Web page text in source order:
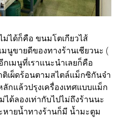
ม่ได้ก็คือ ขนมโตเกียวไส้
มนูขายดีของทางร้านเชียวนะ (
กเมนูที่เราแนะนำเลยก็คือ
ติเผ็ดร้อนตามสไตล์แม็กซิกันจ๋า
ลักแล้วปรุงเครื่องเทศแบบแม็ก
ได้ลองเท่ากับไปไม่ถึงร้านนะ
หายน้ำทางร้านก็มี น้ำมะตูม